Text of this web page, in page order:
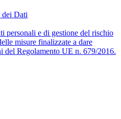
dei Dati
personali e di gestione del rischio
misure finalizzate a dare
del Regolamento UE n. 679/2016.